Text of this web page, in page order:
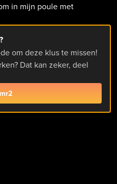
in mijn poule met
om deze klus te missen!
Dat kan zeker, deel